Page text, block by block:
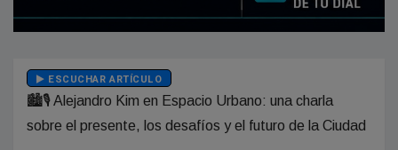
ESCUCHAR ARTÍCULO
🏙️🎙️ Alejandro Kim en Espacio Urbano: una charla
sobre el presente, los desafíos y el futuro de la Ciudad